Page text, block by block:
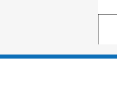
ラ
枚